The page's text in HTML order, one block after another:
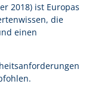
2018) ist Europas
die
einen